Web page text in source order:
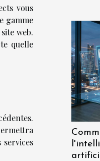
vous
gamme
web.
quelle